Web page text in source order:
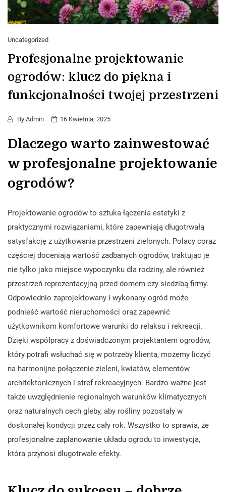
Uncategorized
Profesjonalne projektowanie
ogrodów: klucz do piękna i
funkcjonalności twojej przestrzeni
By Admin 16 Kwietnia, 2025
Dlaczego warto zainwestować
w profesjonalne projektowanie
ogrodów?
Projektowanie ogrodów to sztuka łączenia estetyki z
praktycznymi rozwiązaniami, które zapewniają długotrwałą
satysfakcję z użytkowania przestrzeni zielonych. Polacy coraz
częściej doceniają wartość zadbanych ogrodów, traktując je
nie tylko jako miejsce wypoczynku dla rodziny, ale również
przestrzeń reprezentacyjną przed domem czy siedzibą firmy.
Odpowiednio zaprojektowany i wykonany ogród może
podnieść wartość nieruchomości oraz zapewnić
użytkownikom komfortowe warunki do relaksu i rekreacji.
Dzięki współpracy z doświadczonym projektantem ogrodów,
który potrafi wsłuchać się w potrzeby klienta, możemy liczyć
na harmonijne połączenie zieleni, kwiatów, elementów
architektonicznych i stref rekreacyjnych. Bardzo ważne jest
także uwzględnienie regionalnych warunków klimatycznych
oraz naturalnych cech gleby, aby rośliny pozostały w
doskonałej kondycji przez cały rok. Wszystko to sprawia, że
profesjonalne zaplanowanie układu ogrodu to inwestycja,
która przynosi długotrwałe efekty.